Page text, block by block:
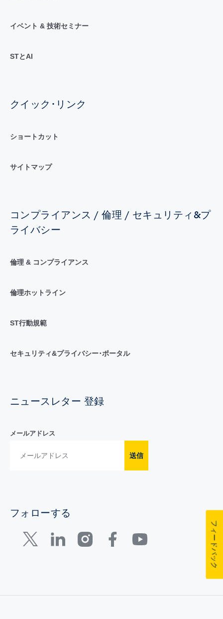
イベント & 技術セミナー
STとAI
クイック･リンク
ショートカット
サイトマップ
コンプライアンス / 倫理 / セキュリティ&プ
ライバシー
倫理 & コンプライアンス
倫理ホットライン
ST行動規範
セキュリティ&プライバシー･ポータル
ニュースレター 登録
メールアドレス
送信
フォローする
フィードバック